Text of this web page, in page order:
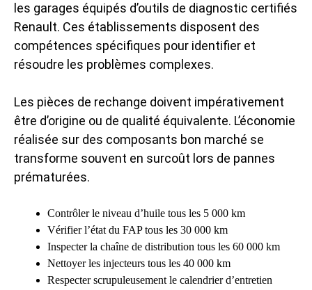
les garages équipés d’outils de diagnostic certifiés
Renault. Ces établissements disposent des
compétences spécifiques pour identifier et
résoudre les problèmes complexes.
Les pièces de rechange doivent impérativement
être d’origine ou de qualité équivalente. L’économie
réalisée sur des composants bon marché se
transforme souvent en surcoût lors de pannes
prématurées.
Contrôler le niveau d’huile tous les 5 000 km
Vérifier l’état du FAP tous les 30 000 km
Inspecter la chaîne de distribution tous les 60 000 km
Nettoyer les injecteurs tous les 40 000 km
Respecter scrupuleusement le calendrier d’entretien